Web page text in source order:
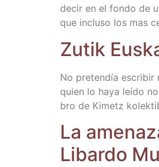
decir en el fon­do de
que inclu­so los mas
Zutik
No pre­ten­día escri­bir
quien lo haya leí­do
bro de Kimetz
La
Libar­do